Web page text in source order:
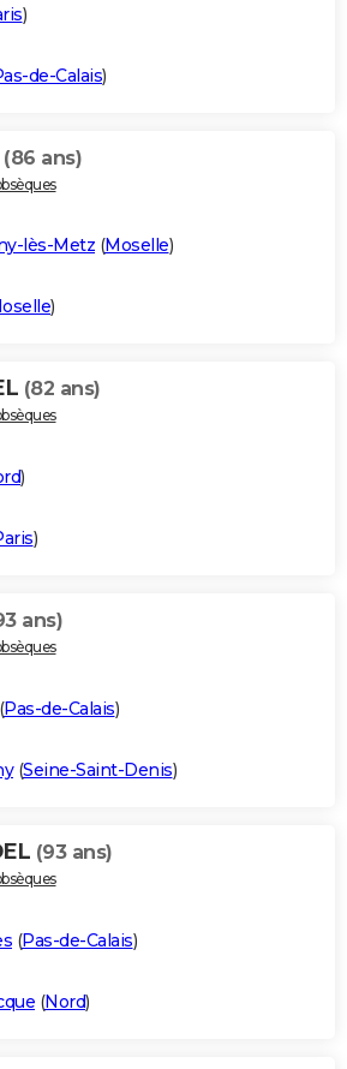
)
de-Calais)
(86 ans)
lès-Metz (Moselle)
)
(82 ans)
)
)
ans)
(Pas-de-Calais)
(Seine-Saint-Denis)
(93 ans)
(Pas-de-Calais)
(Nord)